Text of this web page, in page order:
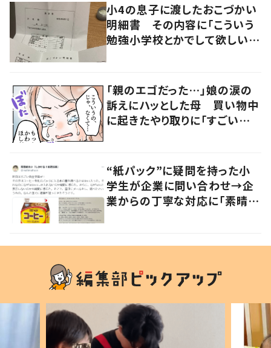
小4の息子に渡したおこづかい
明細書 その内容に「こういう
勉強小学校とかでして欲しい」
「親のエゴだった…」娘の涙の
訴えにハッとした母 買い物中
に起きたやり取りに「すごい分
“紙パック”に疑問を持った小
学生が企業に問い合わせ→企
業からの丁寧な対応に「素晴ら